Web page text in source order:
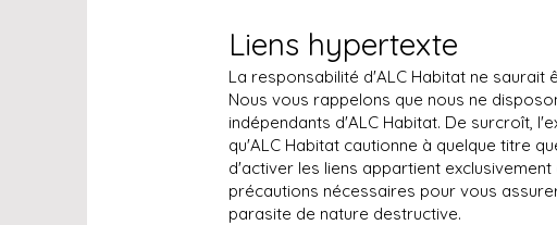
Liens hypertexte
La responsabilité d'ALC Habitat ne
Nous vous rappelons que nous ne
indépendants d'ALC Habitat. De surcroît,
qu'ALC Habitat cautionne à quelque titre
d'activer les liens appartient
précautions nécessaires pour vous
parasite de nature destructive.